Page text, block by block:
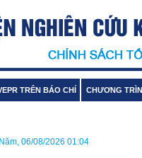
TRÊN BÁO CHÍ CHƯƠNG
06/08/2026 01:04